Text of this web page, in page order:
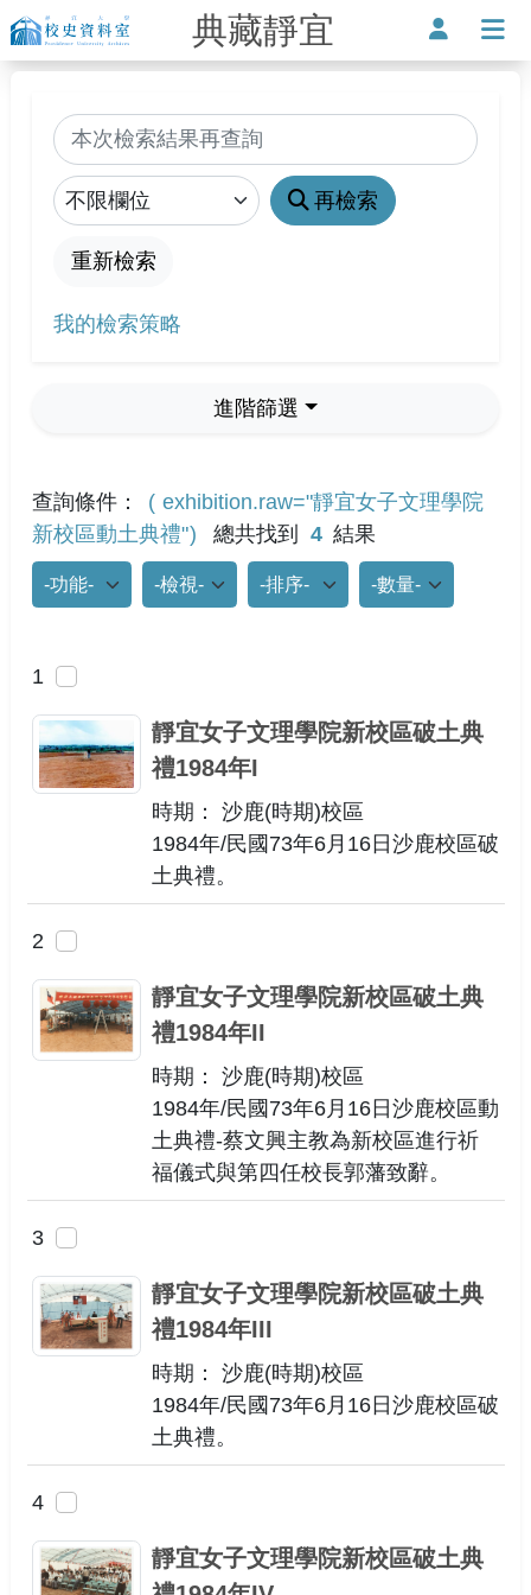
靜宜大學-校史資料室典藏靜宜使用者
搜尋
縮小查詢範圍
再檢索
重新檢索
我的檢索策略
進階篩選
查詢條件：
exhibition.raw="靜宜女子文理學院
新校區動土典禮"
總共找到 4 結果
功能選項
檢視模式 排列 每頁筆數
1
靜宜女子文理學院新校區破土典
禮1984年I
時期： 沙鹿(時期)校區
1984年/民國73年6月16日沙鹿校區破
土典禮。
2
靜宜女子文理學院新校區破土典
禮1984年II
時期： 沙鹿(時期)校區
1984年/民國73年6月16日沙鹿校區動
土典禮-蔡文興主教為新校區進行祈
福儀式與第四任校長郭藩致辭。
3
靜宜女子文理學院新校區破土典
禮1984年III
時期： 沙鹿(時期)校區
1984年/民國73年6月16日沙鹿校區破
土典禮。
4
靜宜女子文理學院新校區破土典